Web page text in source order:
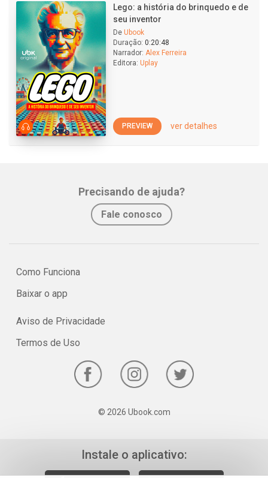
Lego: a história do brinquedo e de
seu inventor
De Ubook
Duração: 0:20:48
Narrador: Alex Ferreira
Editora: Uplay
PREVIEW ver detalhes
Precisando de ajuda?
Fale conosco
Como Funciona
Baixar o app
Aviso de Privacidade
Termos de Uso
© 2026 Ubook.com
Instale o aplicativo: